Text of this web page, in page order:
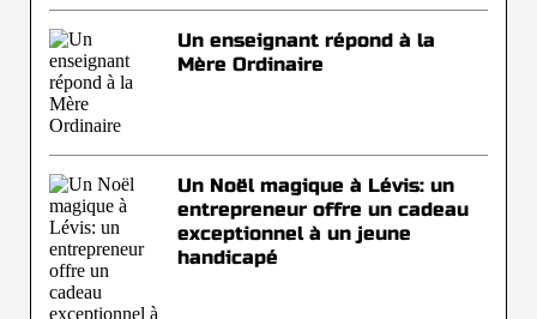
Un enseignant répond à la
Mère Ordinaire
Un Noël magique à Lévis: un
entrepreneur offre un cadeau
exceptionnel à un jeune
handicapé